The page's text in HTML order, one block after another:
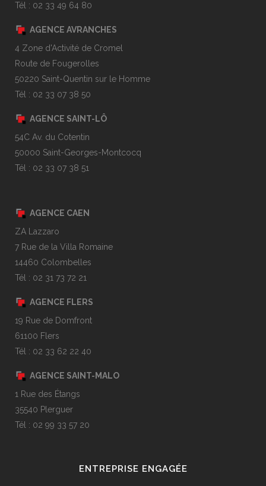
Tél : 02 33 49 64 80
AGENCE AVRANCHES
4 Zone d'Activité de Cromel
Route de Fougerolles
50220 Saint-Quentin sur le Homme
Tél : 02 33 07 38 50
AGENCE SAINT-LÔ
54C Av. du Cotentin
50000 Saint-Georges-Montcocq
Tél : 02 33 07 38 51
AGENCE CAEN
ZA Lazzaro
7 Rue de la Villa Romaine
14460 Colombelles
Tél : 02 31 73 72 21
AGENCE FLERS
19 Rue de Domfront
61100 Flers
Tél : 02 33 62 22 40
AGENCE SAINT-MALO
1 Rue des Étangs
35540 Plerguer
Tél : 02 99 33 57 20
ENTREPRISE ENGAGÉE